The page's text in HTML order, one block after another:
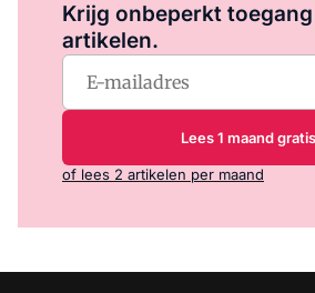
Krijg onbeperkt
artikelen.
Lees 1 maand gratis
of lees 2 artikelen per maand